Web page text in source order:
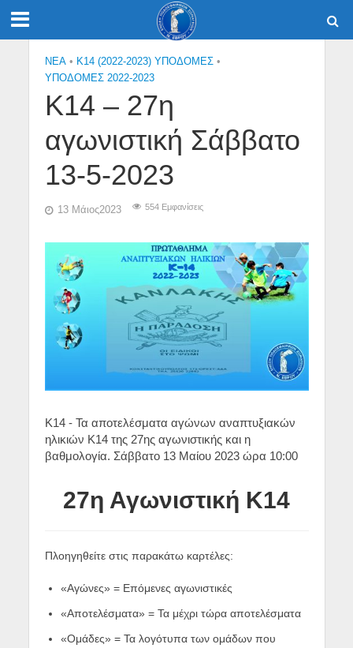
NEA • Κ14 (2022-2023) ΥΠΟΔΟΜΕΣ •
ΥΠΟΔΟΜΕΣ 2022-2023
Κ14 – 27η
αγωνιστική Σάββατο
13-5-2023
13 Μάιος2023 554 Εμφανίσεις
Κ14 - Τα αποτελέσματα αγώνων αναπτυξιακών
ηλικιών Κ14 της 27ης αγωνιστικής και η
βαθμολογία. Σάββατο 13 Μαίου 2023 ώρα 10:00
27η Αγωνιστική Κ14
Πλοηγηθείτε στις παρακάτω καρτέλες:
«Αγώνες» = Επόμενες αγωνιστικές
«Αποτελέσματα» = Τα μέχρι τώρα αποτελέσματα
«Ομάδες» = Τα λογότυπα των ομάδων που